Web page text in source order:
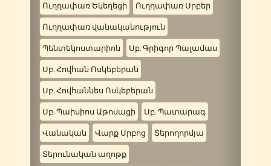
Ուղղափառ Եկեղեցի Ուղղափառ Սրբեր
Ուղղափառ վանականություն
Պենտեկոստարիոն Սբ. Գրիգոր Պալամաս
Սբ. Հովհան Ոսկեբերան
Սբ. Հովհաննես Ոսկեբերան
Սբ. Պաիսիոս Աթոսացի Սբ. Պատարագ
Վանական Վարք Սրբոց Տերողորմյա
Տերունական աղոթք